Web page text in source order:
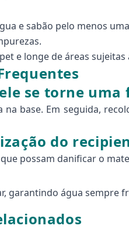
e sabão pelo menos
e longe de áreas
se torne uma
base. Em seguida,
do
possam danificar o
garantindo água sempre